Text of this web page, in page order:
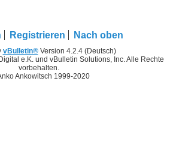
Registrieren Nach oben
vBulletin®Version 4.2.4 (Deutsch)
e.K. und vBulletin Solutions, Inc. Alle Rechte
vorbehalten.
Ankowitsch 1999-2020